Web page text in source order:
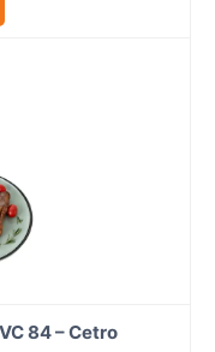
84 – Cetro